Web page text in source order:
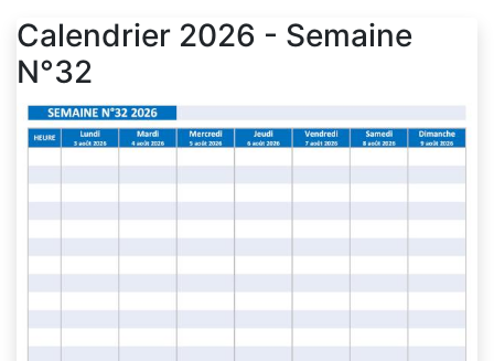
Calendrier 2026 - Semaine
N°32